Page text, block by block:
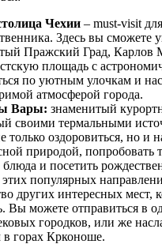
Чехии – must-visit
Здесь вы сможете
Пражский Град, Карлов
площадь с
по уютным улочкам и
атмосферой города.
Вары: знаменитый
своими термальными
только оздоровиться, но и
природой, попробовать
и посетить
популярных
других интересных мест,
Вы можете отправиться в
городков, или же
в горах Крконоше.